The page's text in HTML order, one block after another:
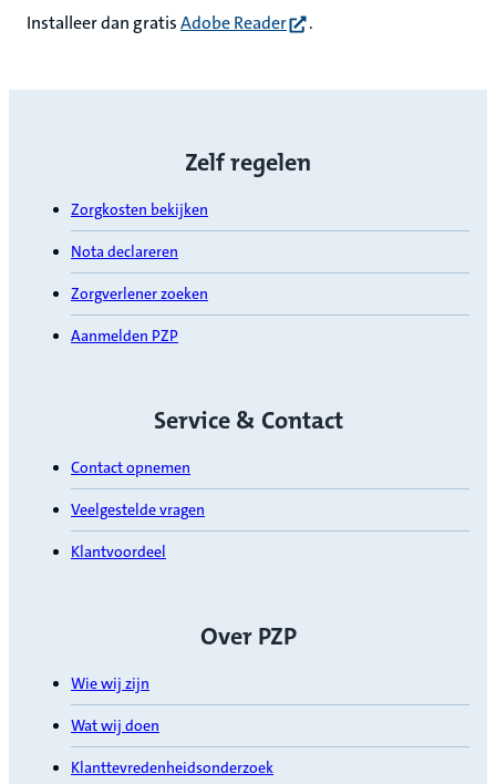
Installeer dan gratisAdobe Reader(opent in nieuw tabblad)
.
Zelf regelen
Zorgkosten bekijken
Nota declareren
Zorgverlener zoeken
Aanmelden PZP
Service & Contact
Contact opnemen
Veelgestelde vragen
Klantvoordeel
Over PZP
Wie wij zijn
Wat wij doen
Klanttevredenheidsonderzoek